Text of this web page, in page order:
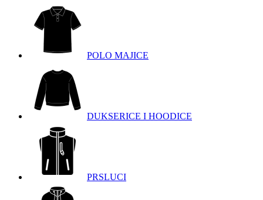
POLO MAJICE
DUKSERICE I HOODICE
PRSLUCI